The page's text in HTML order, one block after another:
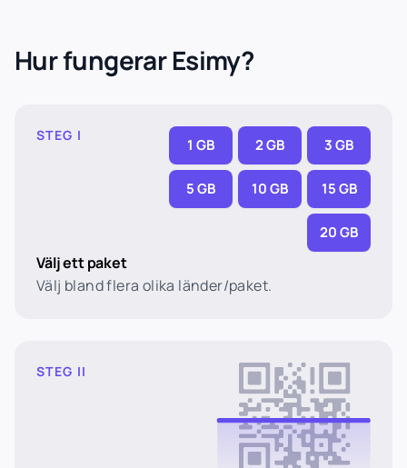
Hur fungerar Esimy?
STEG I
1 GB 2 GB 3 GB
5 GB 10 GB 15 GB
20 GB
Välj ett paket
Välj bland flera olika länder/paket.
STEG II